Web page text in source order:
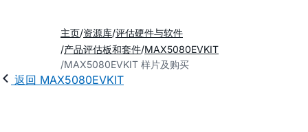
主页 资源库 评估硬件与软件
产品评估板和套件 MAX5080EVKIT
MAX5080EVKIT 样片及购买
返回 MAX5080EVKIT